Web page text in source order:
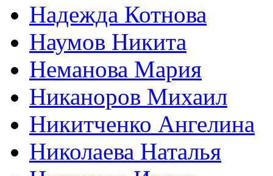
Надежда Котнова
Наумов Никита
Неманова Мария
Никаноров Михаил
Никитченко Ангелина
Николаева Наталья